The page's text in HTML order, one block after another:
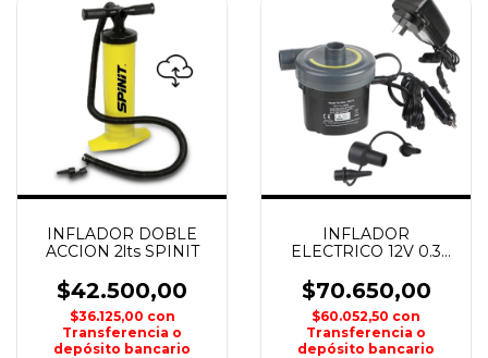
INFLADOR DOBLE
ACCION 2lts SPINIT
$42.500,00
$36.125,00 con
Transferencia o
depósito bancario
INFLADOR
ELECTRICO 12V 0.3
$70.650,00
$60.052,50 con
Transferencia o
depósito bancario